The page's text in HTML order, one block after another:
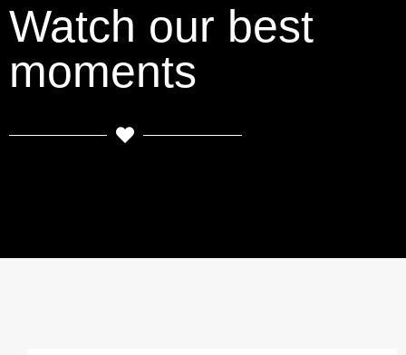
Watch our best
moments